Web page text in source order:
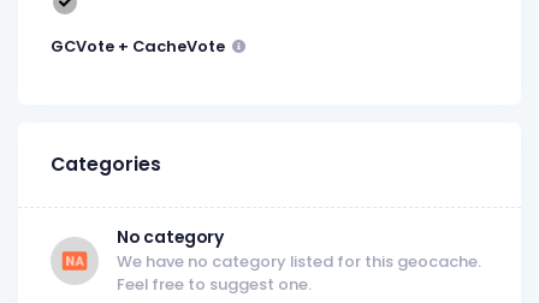
GCVote + CacheVote
Categories
No category
We have no category listed for this geocache.
Feel free to suggest one.